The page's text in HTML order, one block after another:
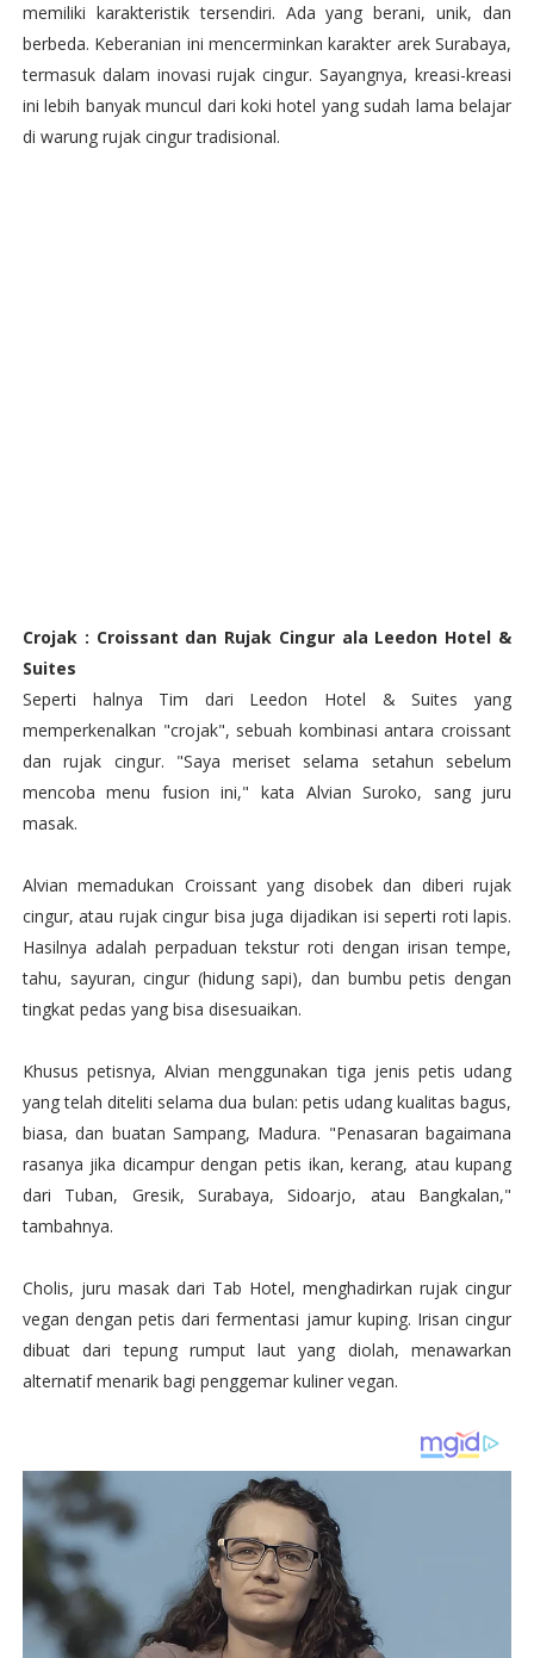
memiliki karakteristik tersendiri. Ada yang berani, unik, dan
berbeda. Keberanian ini mencerminkan karakter arek Surabaya,
termasuk dalam inovasi rujak cingur. Sayangnya, kreasi-kreasi
ini lebih banyak muncul dari koki hotel yang sudah lama belajar
di warung rujak cingur tradisional.
Crojak : Croissant dan Rujak Cingur ala Leedon Hotel &
Suites
Seperti halnya Tim dari Leedon Hotel & Suites yang
memperkenalkan "crojak", sebuah kombinasi antara croissant
dan rujak cingur. "Saya meriset selama setahun sebelum
mencoba menu fusion ini," kata Alvian Suroko, sang juru
masak.
Alvian memadukan Croissant yang disobek dan diberi rujak
cingur, atau rujak cingur bisa juga dijadikan isi seperti roti lapis.
Hasilnya adalah perpaduan tekstur roti dengan irisan tempe,
tahu, sayuran, cingur (hidung sapi), dan bumbu petis dengan
tingkat pedas yang bisa disesuaikan.
Khusus petisnya, Alvian menggunakan tiga jenis petis udang
yang telah diteliti selama dua bulan: petis udang kualitas bagus,
biasa, dan buatan Sampang, Madura. "Penasaran bagaimana
rasanya jika dicampur dengan petis ikan, kerang, atau kupang
dari Tuban, Gresik, Surabaya, Sidoarjo, atau Bangkalan,"
tambahnya.
Cholis, juru masak dari Tab Hotel, menghadirkan rujak cingur
vegan dengan petis dari fermentasi jamur kuping. Irisan cingur
dibuat dari tepung rumput laut yang diolah, menawarkan
alternatif menarik bagi penggemar kuliner vegan.